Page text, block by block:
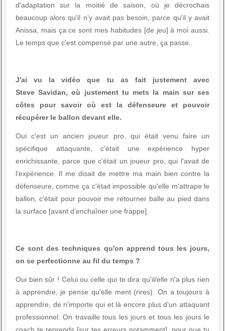
d'adaptation sur la moitié de saison, où je décrochais
beaucoup alors qu'il n'y avait pas besoin, parce qu'il y avait
Anissa, mais ça ce sont mes habitudes [de jeu] à moi aussi.
Le temps que c'est compensé par une autre, ça passe..
J'ai vu la vidéo que tu as fait justement avec
Steve Savidan, où justement tu mets la main sur ses
côtes pour savoir où est la défenseure et pouvoir
récupérer le ballon devant elle.
Oui c'est un ancien joueur pro, qui était venu faire un
spécifique attaquante, c'était une expérience hyper
enrichissante, parce que c'était un joueur pro, qui l'avait de
l'expérience. Il me disait de mettre ma main bien contre la
défenseure, comme ça c'était impossible qu'elle m'attrape le
ballon, c'était pour pouvoir me retourner balle au pied dans
la surface [avant d’enchaîner une frappe].
Ce sont des techniques qu'on apprend tous les jours,
on se perfectionne au fil du temps ?
Oui bien sûr ! Celui ou celle qui te dira qu'il/elle n'a plus rien
à apprendre, je pense qu'elle ment (rires). On a toujours à
apprendre, de n'importe qui et là encore plus d'un attaquant
professionnel. On travaille tous les jours et tous les jours le